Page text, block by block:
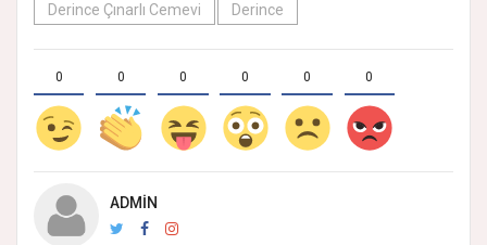
Derince Çınarlı Cemevi Derince
0 0 0 0 0 0
ADMIN